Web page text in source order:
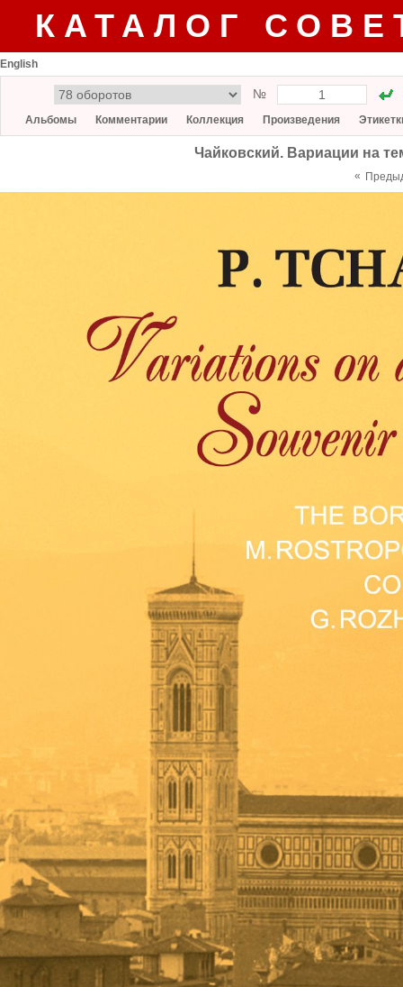
КАТАЛОГ
English
№
Альбомы Комментарии Коллекция Произведения
Чайковский. Вариации на
«